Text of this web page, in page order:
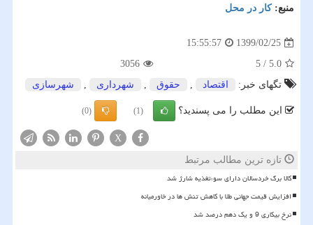
منبع:كار در محل
1399/02/25
15:55:57
5.0
/
5
3056
تگهای خبر:
اقتصاد , حقوق , شهرداری , شهرسازی
این مطلب را می پسندید؟ (1)
(0)
X
تازه ترین مطالب مرتبط
کالا برگ خردسالان دارای سوءتغذیه شارژ شد
افزایش قیمت جهانی طلا با کاهش تنش ها در خاورمیانه
نرخ بیکاری 9 و یک دهم درصد شد